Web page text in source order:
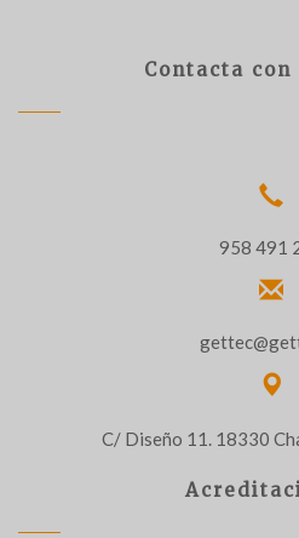
Contacta con
958 491
C/ Diseño 11. 18330